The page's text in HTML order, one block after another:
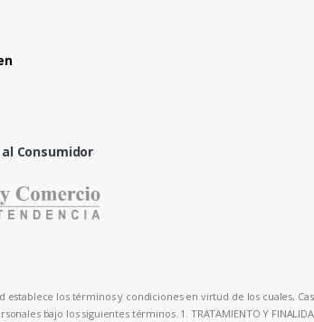
Consumidor
establece los términos y condiciones en virtud de los cuales,
bajo los siguientes términos. 1. TRATAMIENTO Y